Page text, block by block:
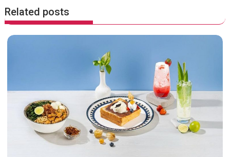
a
v
g
Related posts